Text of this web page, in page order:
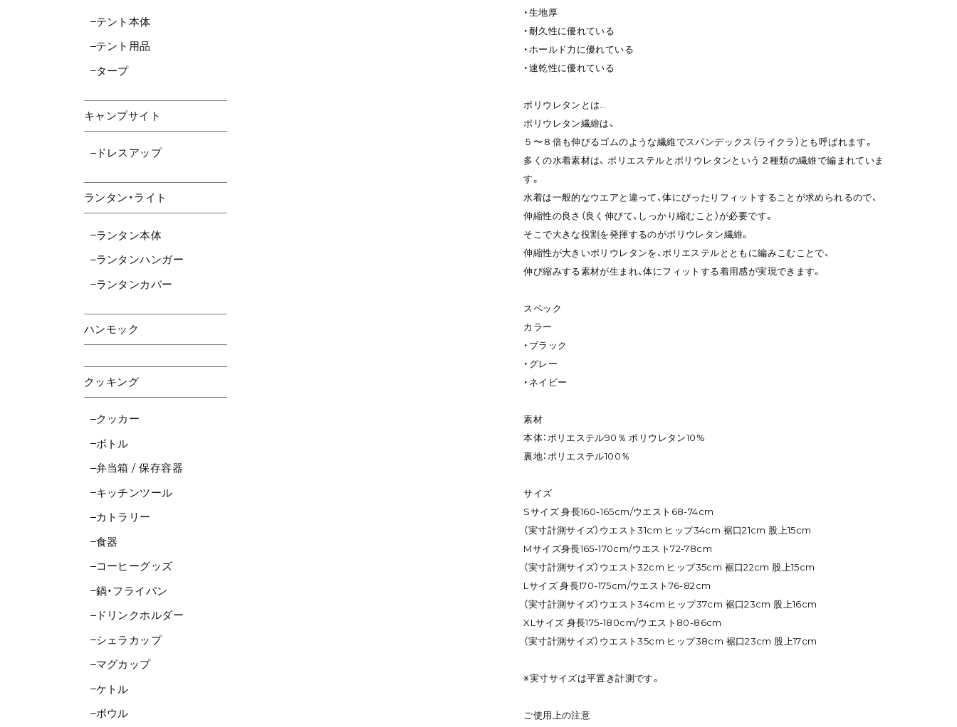
テント本体
テント用品
タープ
キャンプサイト
ドレスアップ
ランタン・ライト
ランタン本体
ランタンハンガー
ランタンカバー
ハンモック
クッキング
クッカー
ボトル
弁当箱 / 保存容器
キッチンツール
カトラリー
食器
コーヒーグッズ
鍋・フライパン
ドリンクホルダー
シェラカップ
マグカップ
ケトル
ボウル
・生地厚
・耐久性に優れている
・ホールド力に優れている
・速乾性に優れている
ポリウレタンとは…
ポリウレタン繊維は、
５〜８倍も伸びるゴムのような繊維でスパンデックス（ライクラ）とも呼ばれます。
多くの水着素材は、 ポリエステルとポリウレタンという２種類の繊維で編まれていま
す。
水着は一般的なウエアと違って、体にぴったりフィットすることが求められるので、
伸縮性の良さ（良く伸びて、しっかり縮むこと）が必要です。
そこで大きな役割を発揮するのがポリウレタン繊維。
伸縮性が大きいポリウレタンを、ポリエステルとともに編みこむことで、
伸び縮みする素材が生まれ、体にフィットする着用感が実現できます。
スペック
カラー
・ブラック
・グレー
・ネイビー
素材
本体：ポリエステル90％ ポリウレタン10%
裏地：ポリエステル100％
サイズ
Sサイズ 身長160-165cm/ウエスト68-74cm
（実寸計測サイズ）ウエスト31cm ヒップ34cm 裾口21cm 股上15cm
Mサイズ身長165-170cm/ウエスト72-78cm
（実寸計測サイズ）ウエスト32cm ヒップ35cm 裾口22cm 股上15cm
Lサイズ 身長170-175cm/ウエスト76-82cm
（実寸計測サイズ）ウエスト34cm ヒップ37cm 裾口23cm 股上16cm
XLサイズ 身長175-180cm/ウエスト80-86cm
（実寸計測サイズ）ウエスト35cm ヒップ38cm 裾口23cm 股上17cm
※実寸サイズは平置き計測です。
ご使用上の注意